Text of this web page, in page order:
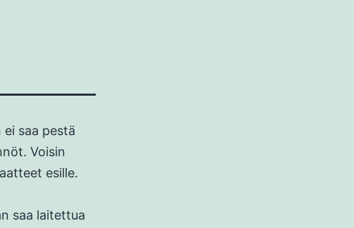
saa pestä
Voisin
esille.
saa laitettua